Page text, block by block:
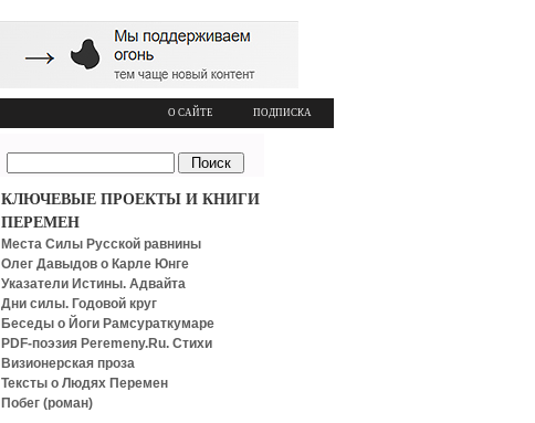
О САЙТЕ ПОДПИСКА
КЛЮЧЕВЫЕ ПРОЕКТЫ И КНИГИ
ПЕРЕМЕН
Места Силы Русской равнины
Олег Давыдов о Карле Юнге
Указатели Истины. Адвайта
Дни силы. Годовой круг
Беседы о Йоги Рамсураткумаре
PDF-поэзия Peremeny.Ru. Стихи
Визионерская проза
Тексты о Людях Перемен
Побег (роман)